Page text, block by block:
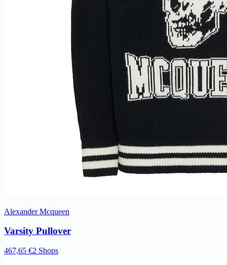
Alexander Mcqueen
Varsity Pullover
467,65 €2 Shops